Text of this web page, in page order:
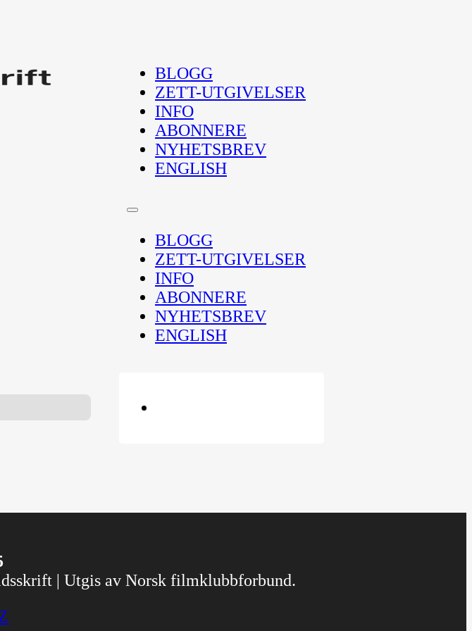
BLOGG
ZETT-UTGIVELSER
INFO
ABONNERE
NYHETSBREV
ENGLISH
BLOGG
ZETT-UTGIVELSER
INFO
ABONNERE
NYHETSBREV
ENGLISH
| Utgis av Norsk filmklubbforbund.